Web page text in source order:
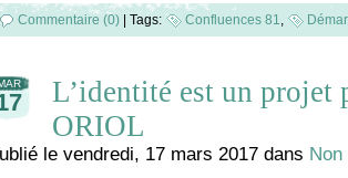
Commentaire (0) Tags: Confluences 81,
L’identité est un projet
ORIOL
le vendredi, 17 mars 2017 dans